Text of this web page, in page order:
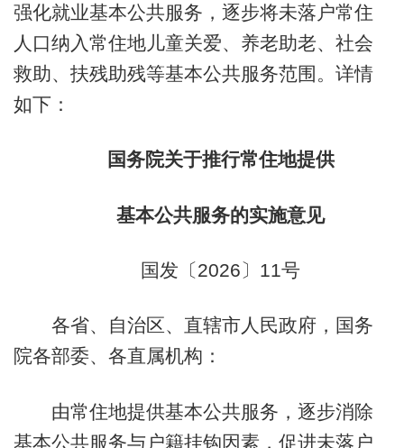
强化就业基本公共服务，逐步将未落户常住
人口纳入常住地儿童关爱、养老助老、社会
救助、扶残助残等基本公共服务范围。详情
如下：
国务院关于推行常住地提供
基本公共服务的实施意见
国发〔2026〕11号
各省、自治区、直辖市人民政府，国务
院各部委、各直属机构：
由常住地提供基本公共服务，逐步消除
基本公共服务与户籍挂钩因素，促进未落户